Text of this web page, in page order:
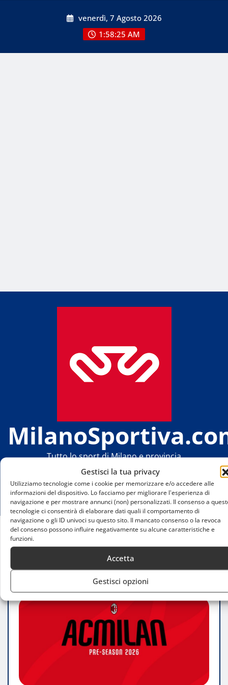
Gestisci la tua privacy
Utilizziamo tecnologie come i cookie per memorizzare e/o accedere alle
informazioni del dispositivo. Lo facciamo per migliorare l'esperienza di
navigazione e per mostrare annunci (non) personalizzati. Il consenso a
tecnologie ci consentirà di elaborare dati quali il comportamento di
navigazione o gli ID univoci su questo sito. Il mancato consenso o la revoca
del consenso possono influire negativamente su alcune caratteristiche e
funzioni.
Accetta
Gestisci opzioni
venerdì, 7 Agosto 2026
1:58:25 AM
Tutto lo sport di Milano e provincia
Home